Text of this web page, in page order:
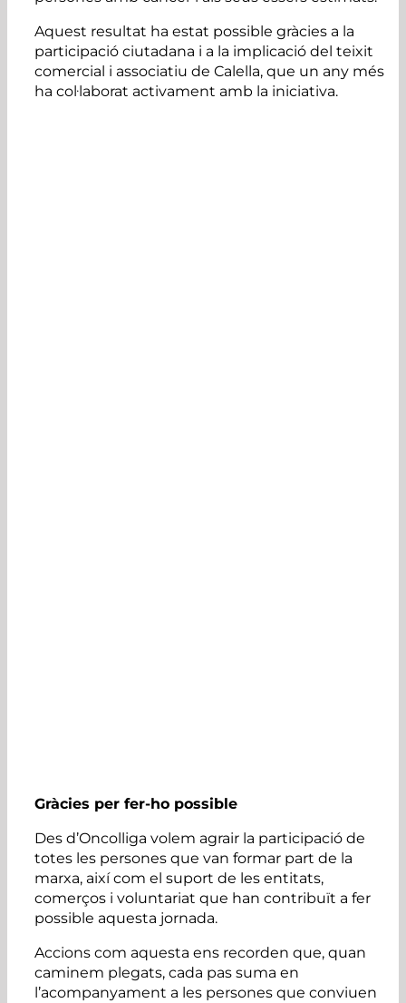
Aquest resultat ha estat possible gràcies a la
participació ciutadana i a la implicació del teixit
comercial i associatiu de Calella, que un any més
ha col·laborat activament amb la iniciativa.
Gràcies per fer-ho possible
Des d’Oncolliga volem agrair la participació de
totes les persones que van formar part de la
marxa, així com el suport de les entitats,
comerços i voluntariat que han contribuït a fer
possible aquesta jornada.
Accions com aquesta ens recorden que, quan
caminem plegats, cada pas suma en
l’acompanyament a les persones que conviuen